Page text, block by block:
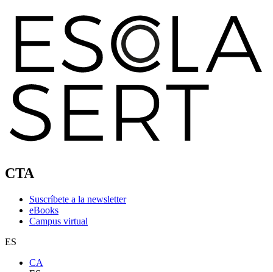
CTA
Suscríbete a la newsletter
eBooks
Campus virtual
ES
CA